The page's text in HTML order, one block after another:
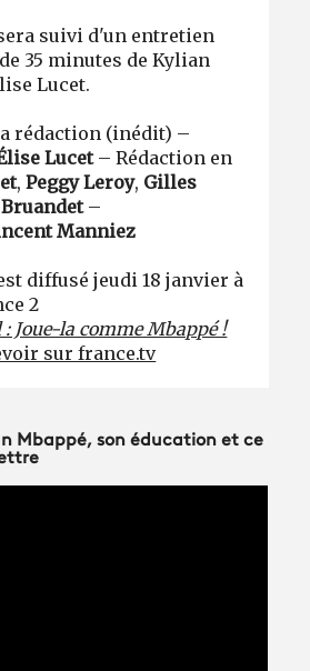
suivi d'un entretien
35 minutes de Kylian
Lucet.
rédaction (inédit) –
Lucet– Rédaction en
, Peggy Leroy, Gilles
–
Manniez
diffusé jeudi 18 janvier à
2
Joue-la comme Mbappé !
sur france.tv
Mbappé, son éducation et ce